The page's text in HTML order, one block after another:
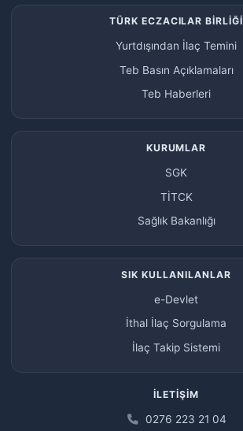
TÜRK ECZACILAR BİRLİĞİ
Yurtdışından İlaç Temini
Teb Basın Açıklamaları
Teb Haberleri
KURUMLAR
SGK
TİTCK
Sağlık Bakanlığı
SIK KULLANILANLAR
e-Devlet
İthal İlaç Sorgulama
İlaç Takip Sistemi
İLETIŞIM
0276 223 21 04